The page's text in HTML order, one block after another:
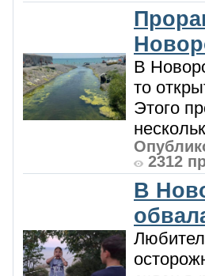
В
то
Этого
2312
В